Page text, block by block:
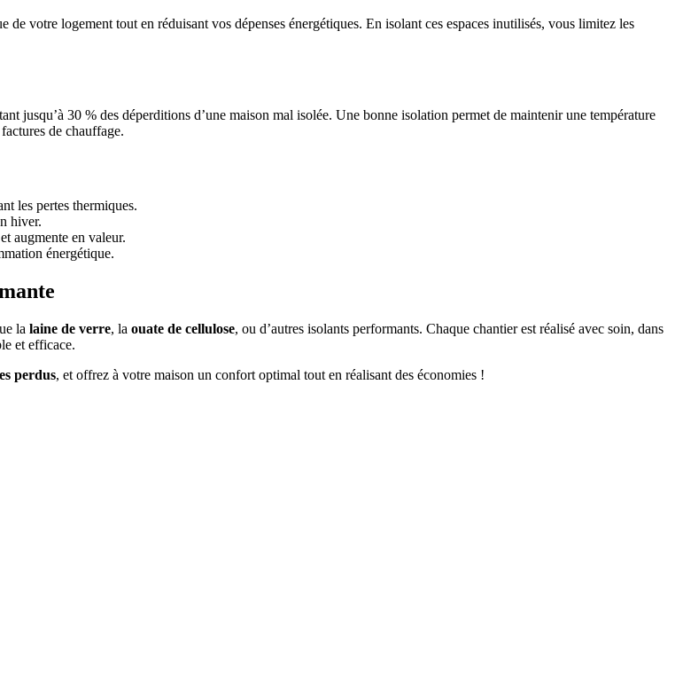
votre logement tout en réduisant vos dépenses énergétiques. En isolant ces espaces inutilisés, vous limitez les
jusqu’à 30 % des déperditions d’une maison mal isolée. Une bonne isolation permet de maintenir une température
de chauffage.
les pertes thermiques.
hiver.
augmente en valeur.
énergétique.
la laine de verre, la ouate de cellulose, ou d’autres isolants performants. Chaque chantier est réalisé avec soin, dans
et efficace.
perdus, et offrez à votre maison un confort optimal tout en réalisant des économies !